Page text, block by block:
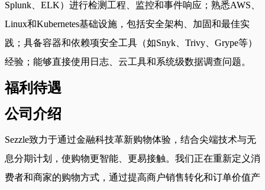
Splunk、ELK）进行检测工程、监控和事件响应；熟悉AWS、
Linux和Kubernetes基础设施，包括安全架构、加固和最佳实
践；具备容器和依赖项安全工具（如Snyk、Trivy、Grype等）
经验；能够直接使用日志、云工具和系统级数据调查问题。
福利待遇
公司介绍
Sezzle致力于通过金融科技革新购物体验，结合尖端技术与无
息分期计划，使购物更智能、更易接触。我们正在重新定义消
费者和商家的购物方式，通过提高商户销售转化和订单价值产